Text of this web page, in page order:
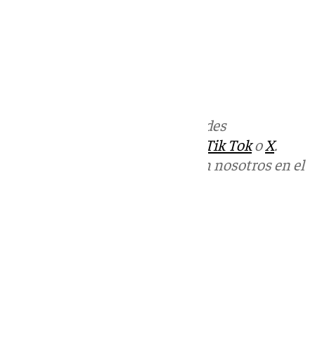
en las redes
Tik TokoX.
Puedes ponerte en contacto con nosotros en el